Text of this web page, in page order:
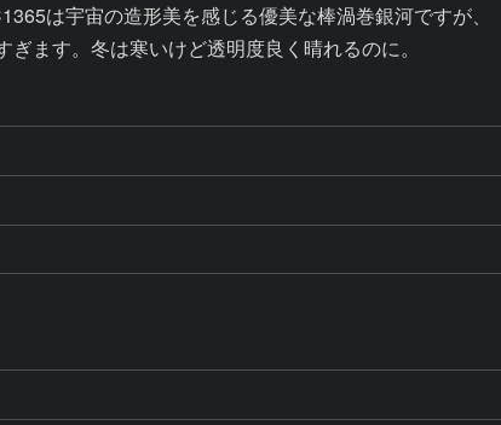
は宇宙の造形美を感じる優美な棒渦巻銀河ですが、
ます。冬は寒いけど透明度良く晴れるのに。